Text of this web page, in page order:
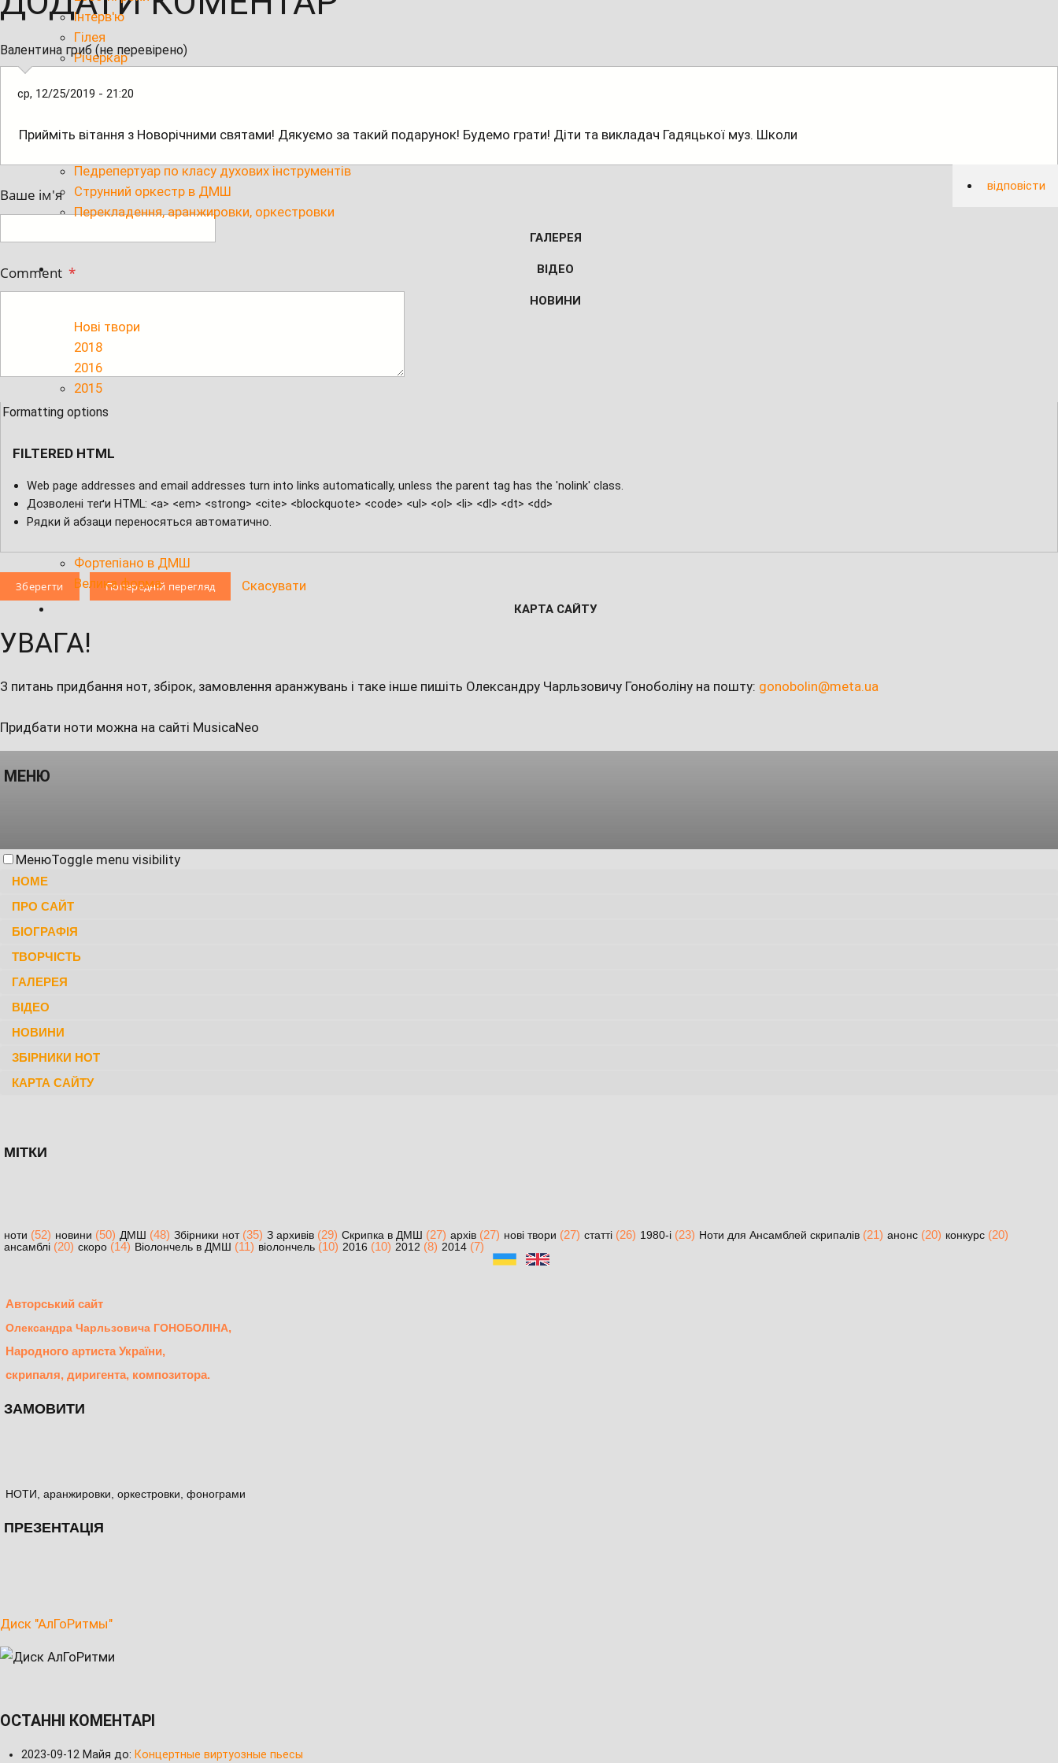
Інтерв'ю
Гілея
Річеркар
Педрепертуар по класу віолончелі
Педрепертуар по класу духових інструментів
Струнний оркестр в ДМШ
Перекладення, аранжировки, оркестровки
ГАЛЕРЕЯ
ВІДЕО
НОВИНИ
Нові твори
2018
2016
2015
2014
2012
Скрипка в ДМШ
Ноти для Ансамблей скрипалів
Фортепіано в ДМШ
Велика форма
КАРТА САЙТУ
Валентина гриб (не перевірено)
ср, 12/25/2019 - 21:20
Прийміть вітання з Новорічними святами! Дякуємо за такий подарунок! Будемо грати! Діти та викладач Гадяцької муз. Школи
відповісти
Ваше ім'я
Comment *
Formatting options
FILTERED HTML
Web page addresses and email addresses turn into links automatically, unless the parent tag has the 'nolink' class.
Дозволені теґи HTML: <a> <em> <strong> <cite> <blockquote> <code> <ul> <ol> <li> <dl> <dt> <dd>
Рядки й абзаци переносяться автоматично.
Скасувати
УВАГА!
З питань придбання нот, збірок, замовлення аранжувань і таке інше пишіть Олександру Чарльзовичу Гоноболіну на пошту: gonobolin@meta.ua
Придбати ноти можна на сайті MusicaNeo
МЕНЮ
МенюToggle menu visibility
HOME
ПРО САЙТ
БІОГРАФІЯ
ТВОРЧІСТЬ
ГАЛЕРЕЯ
ВІДЕО
НОВИНИ
ЗБІРНИКИ НОТ
КАРТА САЙТУ
МІТКИ
ноти (52) новини (50) ДМШ (48) Збірники нот(35) З архивів (29) Скрипка в ДМШ (27) архів (27) нові твори (27) статті (26) 1980-і (23) Ноти для Ансамблей скрипалів (21) анонс (20) конкурс (20)
ансамблі (20) скоро (14) Віолончель в ДМШ (11) віолончель (10) 2016 (10) 2012 (8) 2014 (7)
Авторський сайт
Олександра Чарльзовича ГОНОБОЛІНА,
Народного артиста України,
скрипаля, диригента, композитора.
ЗАМОВИТИ
НОТИ, аранжировки, оркестровки, фонограми
ПРЕЗЕНТАЦІЯ
Диск "АлГоРитмы"
ОСТАННІ КОМЕНТАРІ
2023-09-12 Майя до: Концертные виртуозные пьесы